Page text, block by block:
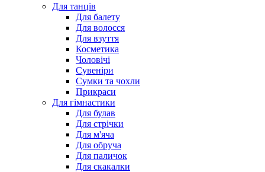
Для танців
Для балету
Для волосся
Для взуття
Косметика
Чоловічі
Сувеніри
Сумки та чохли
Прикраси
Для гімнастики
Для булав
Для стрічки
Для м'яча
Для обруча
Для паличок
Для скакалки